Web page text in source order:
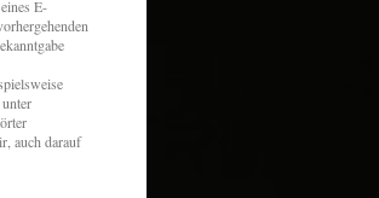
E-
auch darauf